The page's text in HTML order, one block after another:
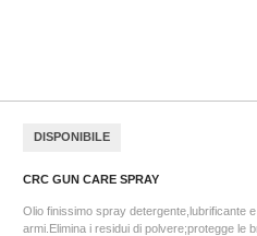
DISPONIBILE
CRC GUN CARE SPRAY
Olio finissimo spray detergente,lubrificante
armi.Elimina i residui di polvere;protegge le